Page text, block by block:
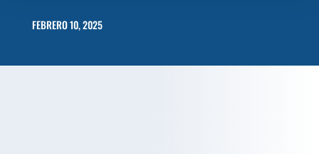
FEBRERO 10, 2025